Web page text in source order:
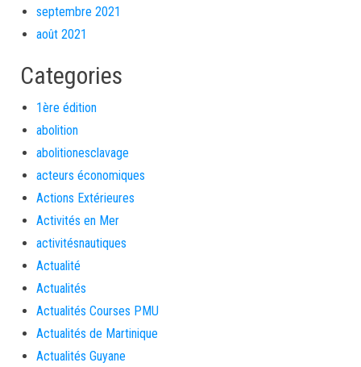
septembre 2021
août 2021
Categories
1ère édition
abolition
abolitionesclavage
acteurs économiques
Actions Extérieures
Activités en Mer
activitésnautiques
Actualité
Actualités
Actualités Courses PMU
Actualités de Martinique
Actualités Guyane